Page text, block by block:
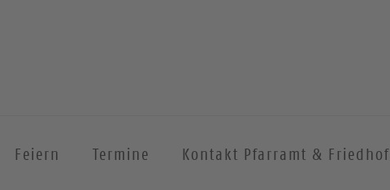
Feiern Termine Kontakt Pfarramt & Friedhof